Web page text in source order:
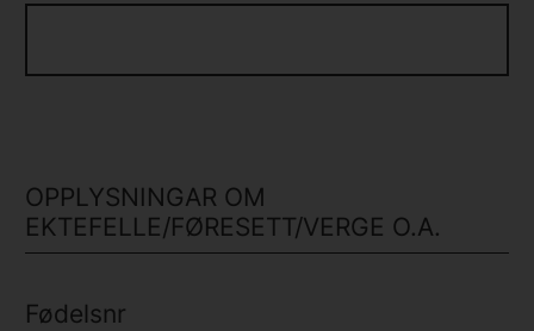
OPPLYSNINGAR OM
EKTEFELLE/FØRESETT/VERGE O.A.
Fødelsnr